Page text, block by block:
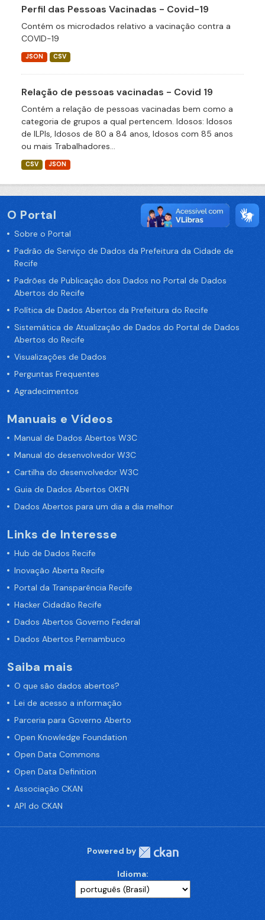
Perfil das Pessoas Vacinadas - Covid-19
Contém os microdados relativo a vacinação contra a
COVID-19
JSON CSV
Relação de pessoas vacinadas - Covid 19
Contém a relação de pessoas vacinadas bem como a
categoria de grupos a qual pertencem. Idosos: Idosos
de ILPIs, Idosos de 80 a 84 anos, Idosos com 85 anos
ou mais Trabalhadores...
CSV JSON
O Portal
Sobre o Portal
Padrão de Serviço de Dados da Prefeitura da Cidade de
Recife
Padrões de Publicação dos Dados no Portal de Dados
Abertos do Recife
Política de Dados Abertos da Prefeitura do Recife
Sistemática de Atualização de Dados do Portal de Dados
Abertos do Recife
Visualizações de Dados
Perguntas Frequentes
Agradecimentos
Manuais e Vídeos
Manual de Dados Abertos W3C
Manual do desenvolvedor W3C
Cartilha do desenvolvedor W3C
Guia de Dados Abertos OKFN
Dados Abertos para um dia a dia melhor
Links de Interesse
Hub de Dados Recife
Inovação Aberta Recife
Portal da Transparência Recife
Hacker Cidadão Recife
Dados Abertos Governo Federal
Dados Abertos Pernambuco
Saiba mais
O que são dados abertos?
Lei de acesso a informação
Parceria para Governo Aberto
Open Knowledge Foundation
Open Data Commons
Open Data Definition
Associação CKAN
API do CKAN
Powered by
Idioma